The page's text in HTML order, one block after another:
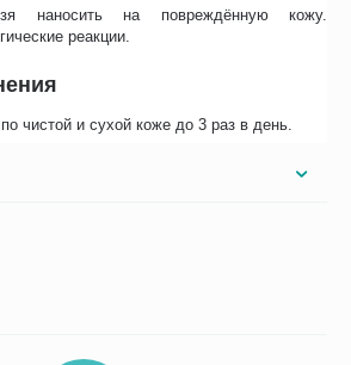
наносить на повреждённую кожу.
реакции.
чистой и сухой коже до 3 раз в день.